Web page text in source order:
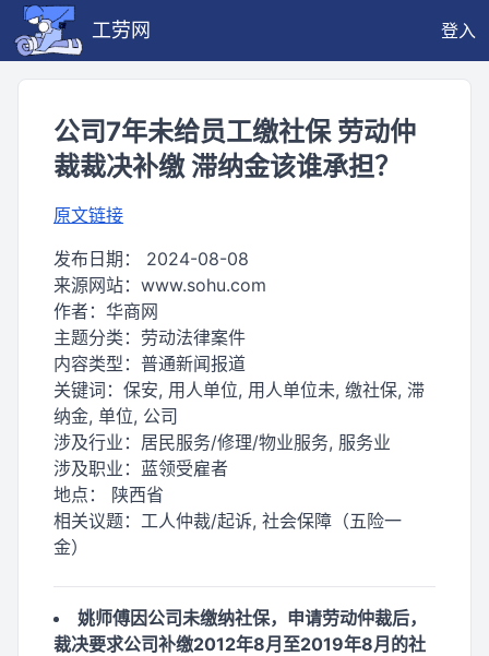
工劳网 登入
公司7年未给员工缴社保 劳动仲
裁裁决补缴 滞纳金该谁承担？
原文链接
发布日期： 2024-08-08
来源网站： www.sohu.com
作者： 华商网
主题分类： 劳动法律案件
内容类型： 普通新闻报道
关键词： 保安, 用人单位, 用人单位未, 缴社保, 滞
纳金, 单位, 公司
涉及行业： 居民服务/修理/物业服务, 服务业
涉及职业： 蓝领受雇者
地点： 陕西省
相关议题： 工人仲裁/起诉, 社会保障（五险一
金）
姚师傅因公司未缴纳社保，申请劳动仲裁后，
裁决要求公司补缴2012年8月至2019年8月的社